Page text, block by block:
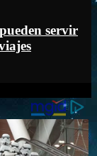
servir